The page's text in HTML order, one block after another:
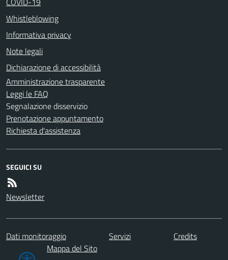
Whistleblowing
Informativa privacy
Note legali
Dichiarazione di accessibilità
Amministrazione trasparente
Leggi le FAQ
Segnalazione disservizio
Prenotazione appuntamento
Richiesta d'assistenza
SEGUICI SU
Newsletter
Dati monitoraggio Servizi
Credits
Mappa del Sito